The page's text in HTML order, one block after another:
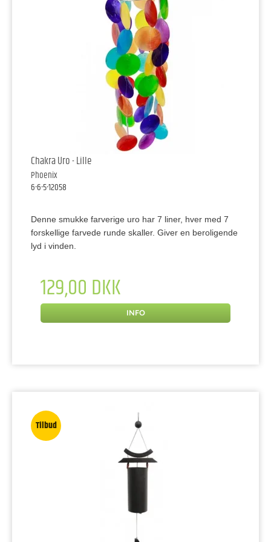
Chakra Uro - Lille
Phoenix
6-6-5-12058
Denne smukke farverige uro har 7 liner, hver med 7
forskellige farvede runde skaller. Giver en beroligende
lyd i vinden.
129,00 DKK
INFO
Tilbud